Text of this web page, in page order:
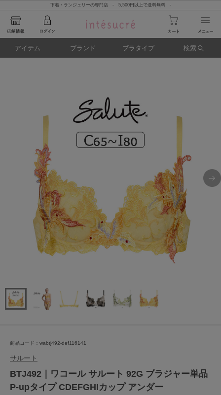
下着・ランジェリーの専門店 - 5,500円以上で送料無料 -
アイテム ブランド ブラタイプ 検索
商品コード：wabtj492-def116141
サルート
BTJ492｜ワコール サルート 92G ブラジャー単品
P-upタイプ CDEFGHIカップ アンダー